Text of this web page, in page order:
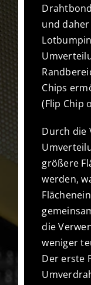
und
Chips
(Flip Chip
Durch die
größere
werden,
die
weniger
Der erste